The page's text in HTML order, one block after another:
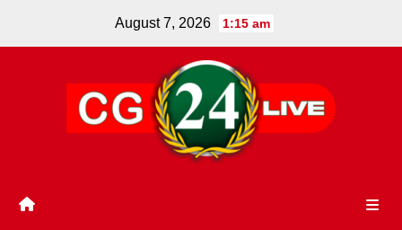
August 7, 2026 1:15 am